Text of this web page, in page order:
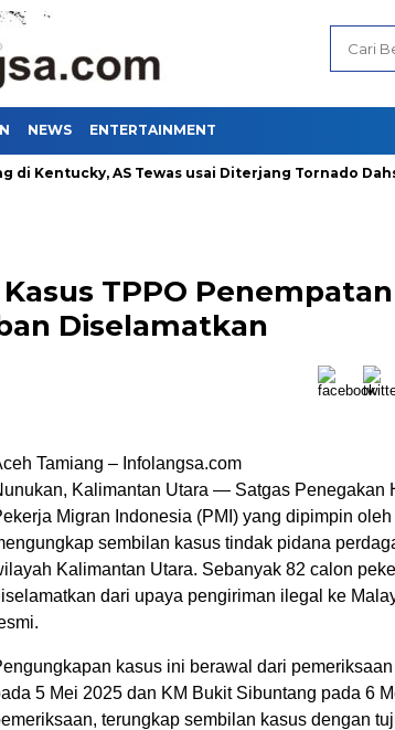
NEWS ENTERTAINMENT
AS Tewas usai Diterjang Tornado Dahsyat
TPPO
Diselamatkan
Tamiang – Infolangsa.com
Kalimantan Utara — Satgas Penegakan
Migran Indonesia (PMI) yang dipimpin
sembilan kasus tindak pidana
Kalimantan Utara. Sebanyak 82 calon
dari upaya pengiriman ilegal ke
kasus ini berawal dari
5 Mei 2025 dan KM Bukit Sibuntang pada 6
terungkap sembilan kasus dengan